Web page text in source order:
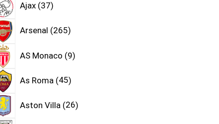
Ajax 37
Arsenal 265
AS Monaco 9
As Roma 45
Aston Villa 26